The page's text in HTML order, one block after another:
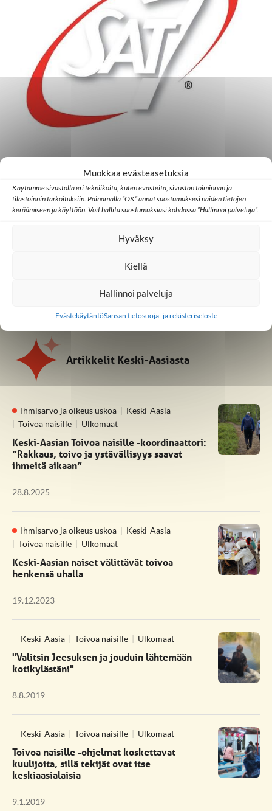
Muokkaa evästeasetuksia
Käytämme sivustolla eri tekniikoita, kuten evästeitä, sivuston toiminnan ja
tilastoinnin tarkoituksiin. Painamalla ”OK” annat suostumuksesi näiden tietojen
keräämiseen ja käyttöön. Voit hallita suostumuksiasi kohdassa ”Hallinnoi palveluja”.
Hyväksy
Kiellä
Hallinnoi palveluja
EvästekäytäntöSansan tietosuoja- ja rekisteriseloste
Linkit & mediat
sansa.fi/lahjoitus/keskiaasia
Artikkelit Keski-Aasiasta
Ihmisarvo ja oikeus uskoa
Keski-Aasia
Toivoa naisille
Ulkomaat
Keski-Aasian Toivoa naisille -koordinaattori:
”Rakkaus, toivo ja ystävällisyys saavat
ihmeitä aikaan”
28.8.2025
Ihmisarvo ja oikeus uskoa
Keski-Aasia
Toivoa naisille
Ulkomaat
Keski-Aasian naiset välittävät toivoa
henkensä uhalla
19.12.2023
Keski-Aasia Toivoa naisille Ulkomaat
"Valitsin Jeesuksen ja jouduin lähtemään
kotikylästäni"
8.8.2019
Keski-Aasia Toivoa naisille Ulkomaat
Toivoa naisille -ohjelmat koskettavat
kuulijoita, sillä tekijät ovat itse
keskiaasialaisia
9.1.2019